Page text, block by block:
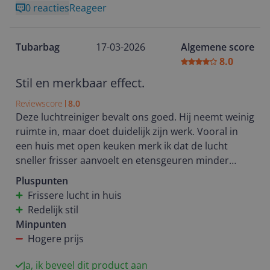
0 reactiesReageer
Tubarbag 17-03-2026
Algemene score
8.0
Stil en merkbaar effect.
Reviewscore 8.0
Deze luchtreiniger bevalt ons goed. Hij neemt weinig
ruimte in, maar doet duidelijk zijn werk. Vooral in
een huis met open keuken merk ik dat de lucht
sneller frisser aanvoelt en etensgeuren minder
blijven hangen. Ook fijn met een hond en een baby
in huis. Wat ik daarnaast prettig vind, is dat hij
redelijk stil blijft tijdens gebruik. Tot nu toe een
goede ervaring.
Pluspunten
Frissere lucht in huis
Redelijk stil
Minpunten
Hogere prijs
Ja, ik beveel dit product aan